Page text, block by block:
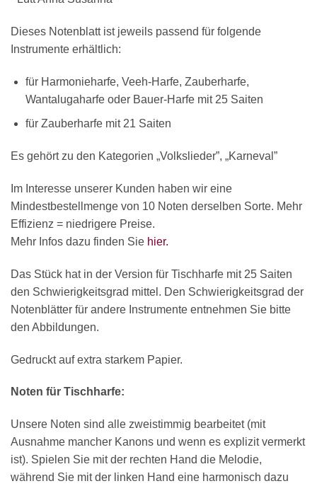
Dieses Notenblatt ist jeweils passend für folgende
Instrumente erhältlich:
für Harmonieharfe, Veeh-Harfe, Zauberharfe,
Wantalugaharfe oder Bauer-Harfe mit 25 Saiten
für Zauberharfe mit 21 Saiten
Es gehört zu den Kategorien „Volkslieder”, „Karneval”
Im Interesse unserer Kunden haben wir eine
Mindestbestellmenge von 10 Noten derselben Sorte. Mehr
Effizienz = niedrigere Preise.
Mehr Infos dazu finden Sie hier.
Das Stück hat in der Version für Tischharfe mit 25 Saiten
den Schwierigkeitsgrad mittel. Den Schwierigkeitsgrad der
Notenblätter für andere Instrumente entnehmen Sie bitte
den Abbildungen.
Gedruckt auf extra starkem Papier.
Noten für Tischharfe:
Unsere Noten sind alle zweistimmig bearbeitet (mit
Ausnahme mancher Kanons und wenn es explizit vermerkt
ist). Spielen Sie mit der rechten Hand die Melodie,
während Sie mit der linken Hand eine harmonisch dazu